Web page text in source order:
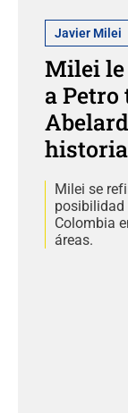
Javier Milei
Milei le
a Petro
historia
Milei se
posibilidad
Colombia
áreas.